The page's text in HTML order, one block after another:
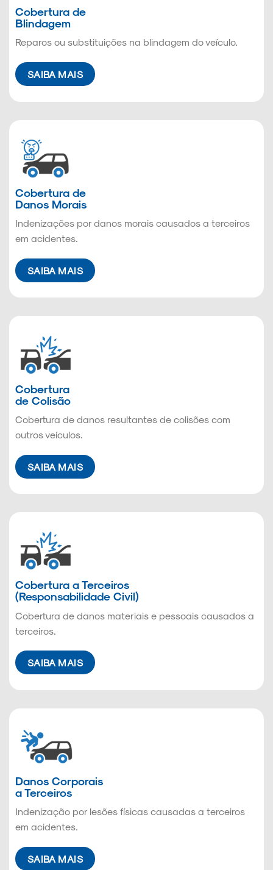
Cobertura de
Blindagem
Reparos ou substituições na blindagem do veículo.
SAIBA MAIS
Cobertura de
Danos Morais
Indenizações por danos morais causados a terceiros
em acidentes.
SAIBA MAIS
Cobertura
de Colisão
Cobertura de danos resultantes de colisões com
outros veículos.
SAIBA MAIS
Cobertura a Terceiros
(Responsabilidade Civil)
Cobertura de danos materiais e pessoais causados a
terceiros.
SAIBA MAIS
Danos Corporais
a Terceiros
Indenização por lesões físicas causadas a terceiros
em acidentes.
SAIBA MAIS